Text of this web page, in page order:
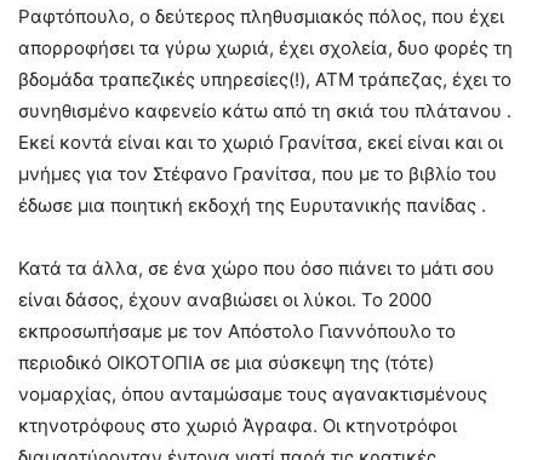
Ραφτόπουλο, ο δεύτερος πληθυσμιακός πόλος, που έχει
απορροφήσει τα γύρω χωριά, έχει σχολεία, δυο φορές τη
βδομάδα τραπεζικές υπηρεσίες(!), ΑΤΜ τράπεζας, έχει το
συνηθισμένο καφενείο κάτω από τη σκιά του πλάτανου .
Εκεί κοντά είναι και το χωριό Γρανίτσα, εκεί είναι και οι
μνήμες για τον Στέφανο Γρανίτσα, που με το βιβλίο του
έδωσε μια ποιητική εκδοχή της Ευρυτανικής πανίδας .
Κατά τα άλλα, σε ένα χώρο που όσο πιάνει το μάτι σου
είναι δάσος, έχουν αναβιώσει οι λύκοι. Το 2000
εκπροσωπήσαμε με τον Απόστολο Γιαννόπουλο το
περιοδικό ΟΙΚΟΤΟΠΙΑ σε μια σύσκεψη της (τότε)
νομαρχίας, όπου ανταμώσαμε τους αγανακτισμένους
κτηνοτρόφους στο χωριό Άγραφα. Οι κτηνοτρόφοι